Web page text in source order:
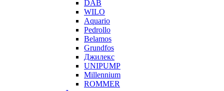
DAB
WILO
Aquario
Pedrollo
Belamos
Grundfos
Джилекс
UNIPUMP
Millennium
ROMMER